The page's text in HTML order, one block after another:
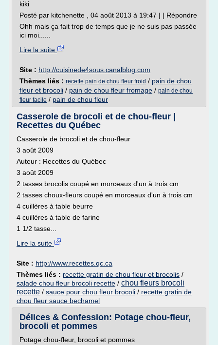
kiki
Posté par kitchenette , 04 août 2013 à 19:47 | | Répondre
Ohh mais ça fait trop de temps que je ne suis pas passée
ici moi......
Lire la suite
Site : http://cuisinede4sous.canalblog.com
Thèmes liés : recette pain de chou fleur froid / pain de chou
fleur et brocoli / pain de chou fleur fromage / pain de chou
fleur facile / pain de chou fleur
Casserole de brocoli et de chou-fleur |
Recettes du Québec
Casserole de brocoli et de chou-fleur
3 août 2009
Auteur : Recettes du Québec
3 août 2009
2 tasses brocolis coupé en morceaux d'un à trois cm
2 tasses choux-fleurs coupé en morceaux d'un à trois cm
4 cuillères à table beurre
4 cuillères à table de farine
1 1/2 tasse...
Lire la suite
Site : http://www.recettes.qc.ca
Thèmes liés : recette gratin de chou fleur et brocolis /
salade chou fleur brocoli recette / chou fleurs brocoli
recette / sauce pour chou fleur brocoli / recette gratin de
chou fleur sauce bechamel
Délices & Confession: Potage chou-fleur,
brocoli et pommes
Potage chou-fleur, brocoli et pommes